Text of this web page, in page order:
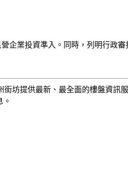
企業投資準入。同時，列明行政
坊提供最新、最全面的樓盤資訊